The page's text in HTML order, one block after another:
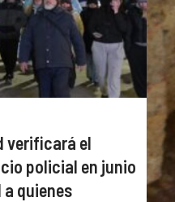
verificará el
policial en junio
quienes